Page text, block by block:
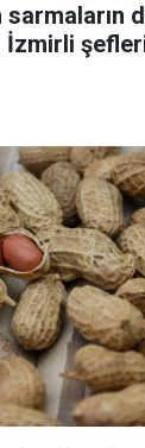
İzmirli